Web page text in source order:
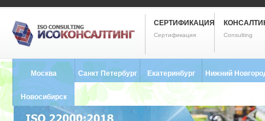
СЕРТИФИКАЦИЯ
Сертификация Consulting
Москва Санкт Петербург
8 (812) 748-2493
Екатеринбург
8 (343) 237-2593
Нижний
Новосибирск
8 (383) 227-8449